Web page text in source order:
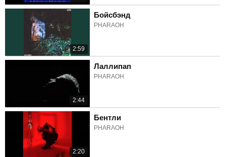
2:59
Бойсбэнд
PHARAOH
2:44
Лаллипап
PHARAOH
2:20
Бентли
PHARAOH